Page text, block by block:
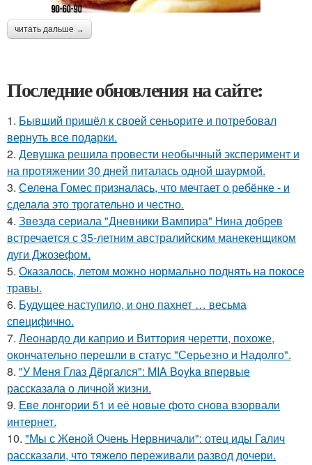
читать дальше →
Последние обновления на сайте:
1. Бывший пришёл к своей сеньорите и потребовал
вернуть все подарки.
2. Девушка решила провести необычный эксперимент и
на протяжении 30 дней питалась одной шаурмой.
3. Селена Гомес призналась, что мечтает о ребёнке - и
сделала это трогательно и честно.
4. Звeздa сериала "Дневники Вампира" Нина добрев
встречается с 35-летним австралийским манекенщиком
дуги Джозефом.
5. Оказалось, летом можно нормально поднять на покосе
травы.
6. Будущее наступило, и оно пахнет … весьма
специфично.
7. Леонардо ди каприо и Виттория черетти, похоже,
окончательно перешли в статус "Серьезно и Надолго".
8. "У Меня Глаз Дёргался": MIA Boyka впервые
рассказала о личной жизни.
9. Еве лонгории 51 и её новые фото снова взорвали
интернет.
10. "Мы с Женой Очень Нервничали": отец иды Галич
рассказали, что тяжело переживали развод дочери.